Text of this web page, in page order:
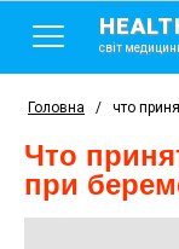
світ
Головна / что
что принять от головной боли
при